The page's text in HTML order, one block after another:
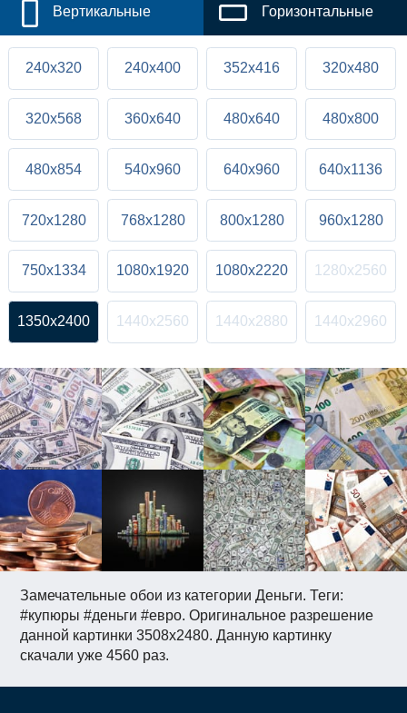
Замечательные обои из категории Деньги. Теги:
#купюры #деньги #евро. Оригинальное разрешение
данной картинки 3508x2480. Данную картинку
скачали уже 4560 раз.
Вертикальные Горизонтальные
240x320 240x400 352x416 320x480
320x568 360x640 480x640 480x800
480x854 540x960 640x960 640x1136
720x1280 768x1280 800x1280 960x1280
750x1334 1080x1920 1080x2220 1280x2560
1350x2400 1440x2560 1440x2880 1440x2960